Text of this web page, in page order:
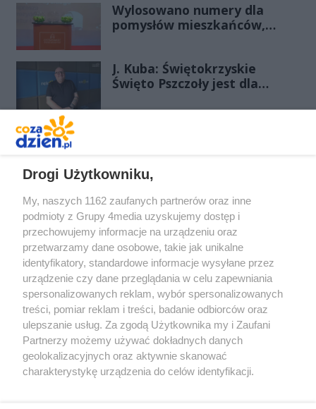
Wylosowano numery dla
pomysłów mieszkańców,
J. Kuba: Świętokrzyskie
Święto Pszczoły jest dla
kochają życie
Prywatność Reklama Redakcja Praca Kielce
Drogi Użytkowniku,
My, naszych 1162 zaufanych partnerów oraz inne
podmioty z Grupy 4media uzyskujemy dostęp i
przechowujemy informacje na urządzeniu oraz
przetwarzamy dane osobowe, takie jak unikalne
identyfikatory, standardowe informacje wysyłane przez
urządzenie czy dane przeglądania w celu zapewniania
spersonalizowanych reklam, wybór spersonalizowanych
treści, pomiar reklam i treści, badanie odbiorców oraz
ulepszanie usług. Za zgodą Użytkownika my i Zaufani
Partnerzy możemy używać dokładnych danych
geolokalizacyjnych oraz aktywnie skanować
charakterystykę urządzenia do celów identyfikacji.